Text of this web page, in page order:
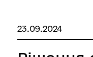
межах
зміною
23.09.2024